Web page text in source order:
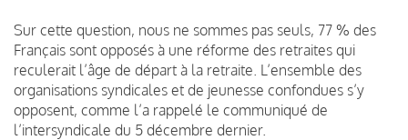
Sur cette question, nous ne sommes pas seuls, 77 % des
Français sont opposés à une réforme des retraites qui
reculerait l’âge de départ à la retraite. L’ensemble des
organisations syndicales et de jeunesse confondues s’y
opposent, comme l’a rappelé le communiqué de
l’intersyndicale du 5 décembre dernier.